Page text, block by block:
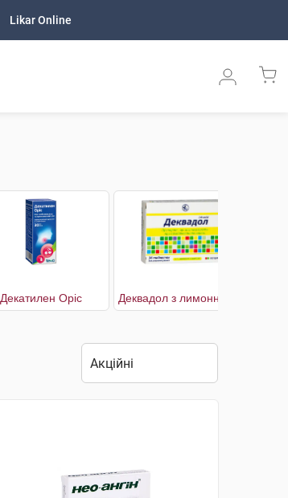
Likar Online
Декатилен Оріс